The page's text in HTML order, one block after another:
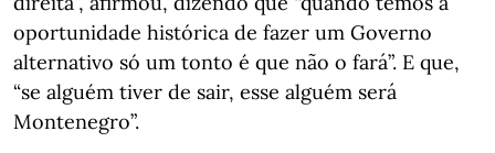
oportunidade histórica de fazer um Governo
alternativo só um tonto é que não o fará”. E que,
“se alguém tiver de sair, esse alguém será
Montenegro”.